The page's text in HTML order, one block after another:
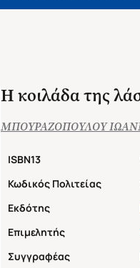
Η κοιλάδα της
ΜΠΟΥΡΑΖΟΠΟΥΛΟΥ
ISBN13
Κωδικός Πολιτείας
Εκδότης
Επιμελητής
Συγγραφέας